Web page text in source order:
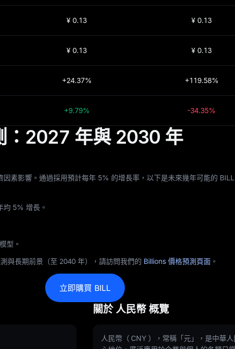
¥ 0.13 ¥ 0.13
¥ 0.13 ¥ 0.13
+24.37% +119.58%
+9.79% -34.35%
：2027 年與 2030 年
素影響。通過採用預計每年 5% 的增長率，以下是未來幾年可能的 BILL
5% 增長。
型。
與長期前景（至 2040 年），請訪問我們的 Billions 價格預測頁面 。
立即購買 BILL
關於 人民幣 概覽
人民幣（ CNY ），常稱「元」，是中華